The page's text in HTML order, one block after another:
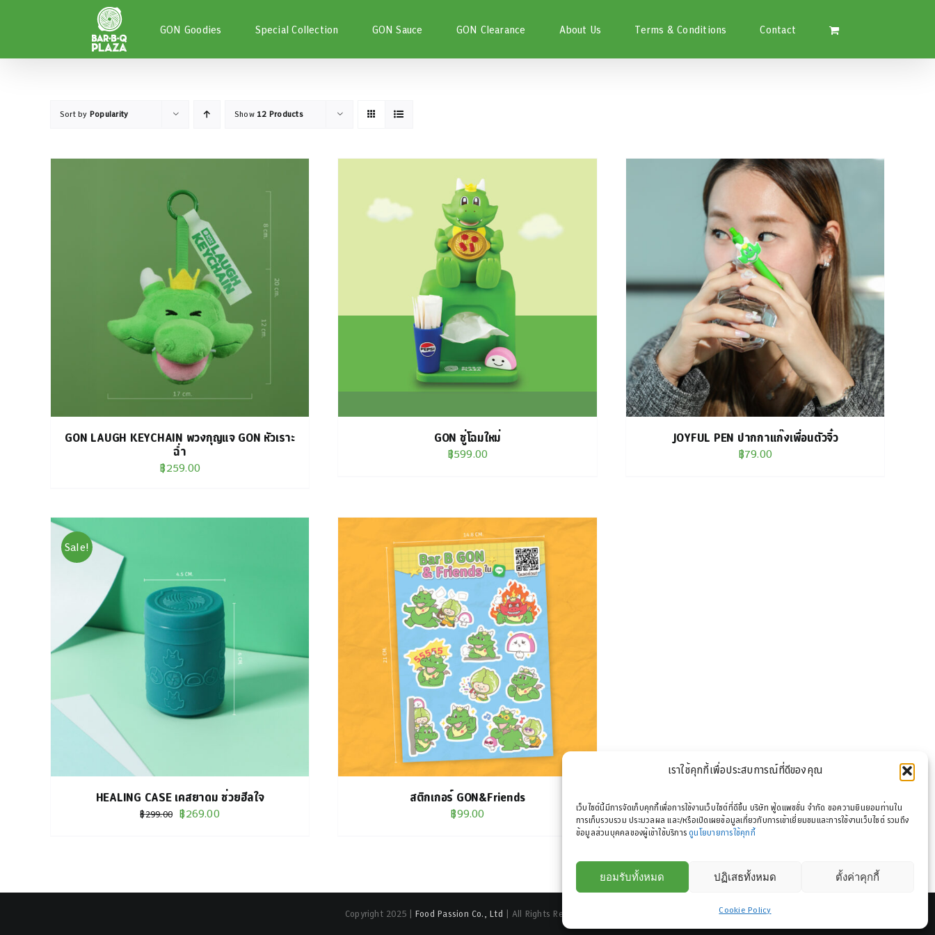
เราใช้คุกกี้เพื่อประสบการณ์ที่ดีของคุณ
เว็บไซต์นี้มีการจัดเก็บคุกกี้เพื่อการใช้งานเว็บไซต์ที่ดีขึ้น บริษัท ฟู้ดแพชชั่น จำกัด ขอความยินยอมท่านใน
การเก็บรวบรวม ประมวลผล และ/หรือเปิดเผยข้อมูลเกี่ยวกับการเข้าเยี่ยมชมและการใช้งานเว็บไซต์ รวมถึง
ข้อมูลส่วนบุคคลของผู้เข้าใช้บริการดูนโยบายการใช้คุกกี้
ยอมรับทั้งหมด ปฏิเสธทั้งหมด ตั้งค่าคุกกี้
Cookie Policy
GON Goodies Special Collection GON Sauce GON Clearance About Us Terms & Conditions Contact
Sort by Popularity Show 12 Products
GON LAUGH KEYCHAIN พวงกุญแจ GON หัวเราะ
ฉ่ำ
฿259.00
หยิบใส่ตะกร้า / DETAILS
GON ชู่โฉมใหม่
฿599.00
เลือกรูปแบบTHIS
HAS
MULTIPLE
VARIANTS.
THE
MAY
BE
PRODUCT
PAGE
DETAILS
JOYFUL PEN ปากกาแก๊งเพื่อนตัวจิ๋ว
฿79.00
Sale!
HEALING CASE เคสยาดม ช่วยฮีลใจ
฿299.00 Original
฿269.00Current
หยิบใส่ตะกร้า DETAILS
สติกเกอร์ GON&Friends
฿99.00
Copyright 2025 | Food Passion Co., Ltd | All Rights Reserved